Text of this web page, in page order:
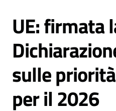
Chi
Siamo
Opportunità
Salta al contenuto
UE: firmata
sulle
per il 2026